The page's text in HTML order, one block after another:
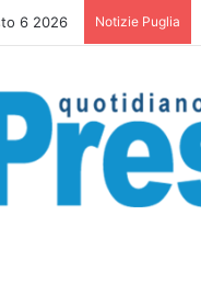
6 2026 Notizie Puglia